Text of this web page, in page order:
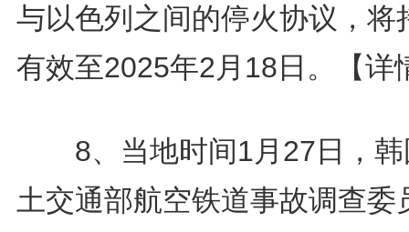
与以色列之间的停火协议，将
有效至2025年2月18日。
【
8、当地时间1月27日，韩
土交通部航空铁道事故调查委